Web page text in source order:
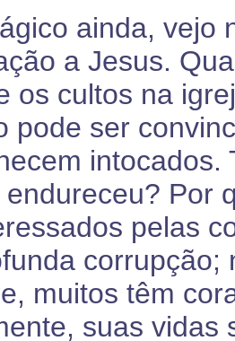
ainda, vejo
a Jesus.
os cultos na
pode ser
intocados.
endureceu? Por
pelas
corrupção;
muitos têm
suas vidas